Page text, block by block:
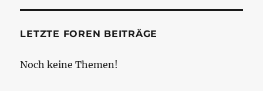
LETZTE FOREN BEITRÄGE
Noch keine Themen!